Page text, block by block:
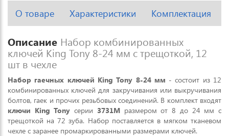
О товаре Характеристики Комплектация
Описание Набор комбинированных
ключей King Tony 8-24 мм с трещоткой, 12
шт в чехле
Набор гаечных ключей King Tony 8-24 мм - состоит из 12
комбинированных ключей для закручивания или выкручивания
болтов, гаек и прочих резьбовых соединений. В комплект входят
ключи King Tony серии 3731Mразмером от 8 до 24 мм с
трещоткой на 72 зуба. Набор поставляется в мягком тканевом
чехле с заранее промаркированными размерами ключей.